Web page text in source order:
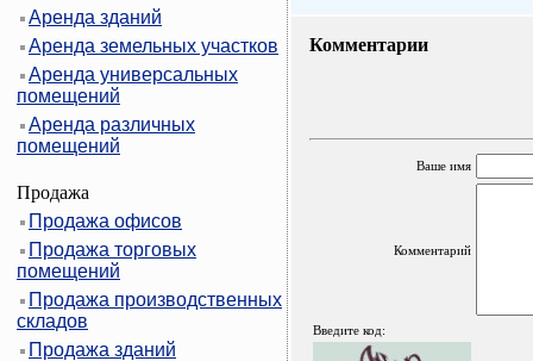
Аренда зданий
Аренда земельных участков
Аренда универсальных
помещений
Аренда различных
помещений
Продажа
Продажа офисов
Продажа торговых
помещений
Продажа производственных
складов
Продажа зданий
Комментарии
Ваше имя
Комментарий
Введите код: